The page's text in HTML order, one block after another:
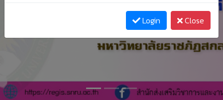
Login Close Next